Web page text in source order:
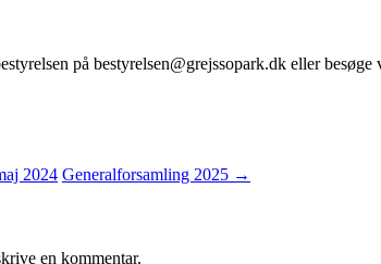
på bestyrelsen@grejssopark.dk eller
2024 Generalforsamling 2025 →
en kommentar.